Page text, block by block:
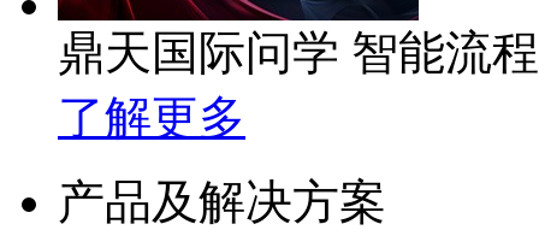
鼎天国际问学 智能流
了解更多
产品及解决方案